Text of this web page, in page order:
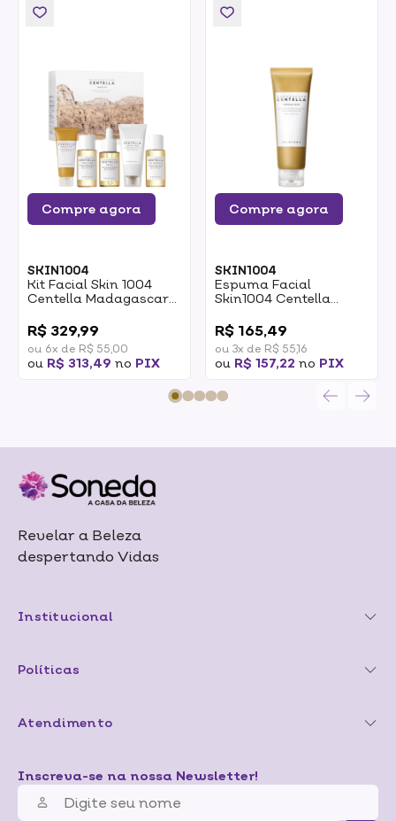
Compre agora
SKIN1004
Kit Facial Skin 1004
Centella Madagascar
R$ 329,99
ou 6x de R$ 55,00
ou R$ 313,49 no PIX
Compre agora
SKIN1004
Espuma Facial
Skin1004 Centella
R$ 165,49
ou 3x de R$ 55,16
ou R$ 157,22 no PIX
Revelar a Beleza
despertando Vidas
Institucional
Políticas
Atendimento
Inscreva-se na nossa Newsletter!